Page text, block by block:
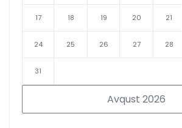
Avqust 2026
17 18 19 20 21
24 25 26 27 28
31